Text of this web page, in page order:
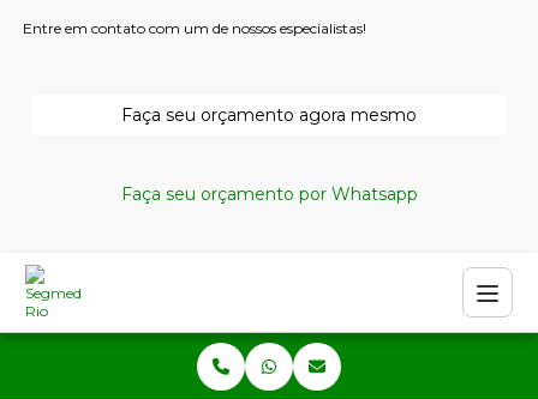
Entre em contato com um de nossos especialistas!
Faça seu orçamento agora mesmo
Faça seu orçamento por Whatsapp